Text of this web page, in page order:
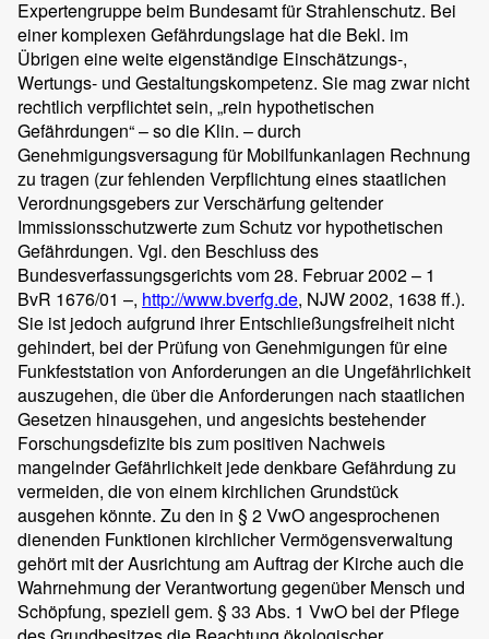
Expertengruppe beim Bundesamt für Strahlenschutz. Bei
einer komplexen Gefährdungslage hat die Bekl. im
Übrigen eine weite eigenständige Einschätzungs-,
Wertungs- und Gestaltungskompetenz. Sie mag zwar nicht
rechtlich verpflichtet sein, „rein hypothetischen
Gefährdungen“ – so die Klin. – durch
Genehmigungsversagung für Mobilfunkanlagen Rechnung
zu tragen (zur fehlenden Verpflichtung eines staatlichen
Verordnungsgebers zur Verschärfung geltender
Immissionsschutzwerte zum Schutz vor hypothetischen
Gefährdungen. Vgl. den Beschluss des
Bundesverfassungsgerichts vom 28. Februar 2002 – 1
BvR 1676/01 –, http://www.bverfg.de, NJW 2002, 1638 ff.).
Sie ist jedoch aufgrund ihrer Entschließungsfreiheit nicht
gehindert, bei der Prüfung von Genehmigungen für eine
Funkfeststation von Anforderungen an die Ungefährlichkeit
auszugehen, die über die Anforderungen nach staatlichen
Gesetzen hinausgehen, und angesichts bestehender
Forschungsdefizite bis zum positiven Nachweis
mangelnder Gefährlichkeit jede denkbare Gefährdung zu
vermeiden, die von einem kirchlichen Grundstück
ausgehen könnte. Zu den in § 2 VwO angesprochenen
dienenden Funktionen kirchlicher Vermögensverwaltung
gehört mit der Ausrichtung am Auftrag der Kirche auch die
Wahrnehmung der Verantwortung gegenüber Mensch und
Schöpfung, speziell gem. § 33 Abs. 1 VwO bei der Pflege